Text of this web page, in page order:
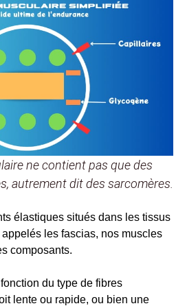
ne contient pas que des
autrement dit des sarcomères.
élastiques situés dans les tissus
les fascias, nos muscles
composants.
du type de fibres
lente ou rapide, ou bien une